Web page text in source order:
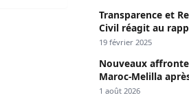
Transparence et
Civil réagit au
comptes
19 février 2025
Nouveaux
Maroc-Melilla
passage
1 août 2026